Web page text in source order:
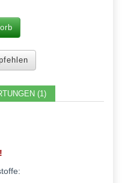
(1)